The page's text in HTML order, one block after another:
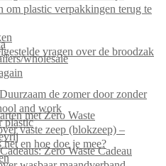
om plastic verpakkingen terug te
vragen over de broodzak
wholesale
de zomer door zonder
and work
met Zero Waste
plastic
vaste zeep (blokzeep) –
en hoe doe je mee?
Zero Waste Cadeau